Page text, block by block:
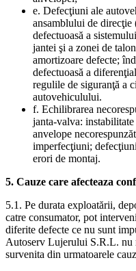
e. Defecţiuni ale
ansamblului de direcţie
defectuoasă a
jantei şi a zonei de
amortizoare defecte;
defectuoasă a
regulile de siguranţă a
autovehiculului.
f. Echilibrarea
janta-valva:
anvelope
imperfecţiuni;
erori de montaj.
5. Cauze care afecteaza
5.1. Pe durata exploatării,
catre consumator, pot
diferite defecte ce nu sunt
Autoserv Lujerului S.R.L. nu
survenita din urmatoarele